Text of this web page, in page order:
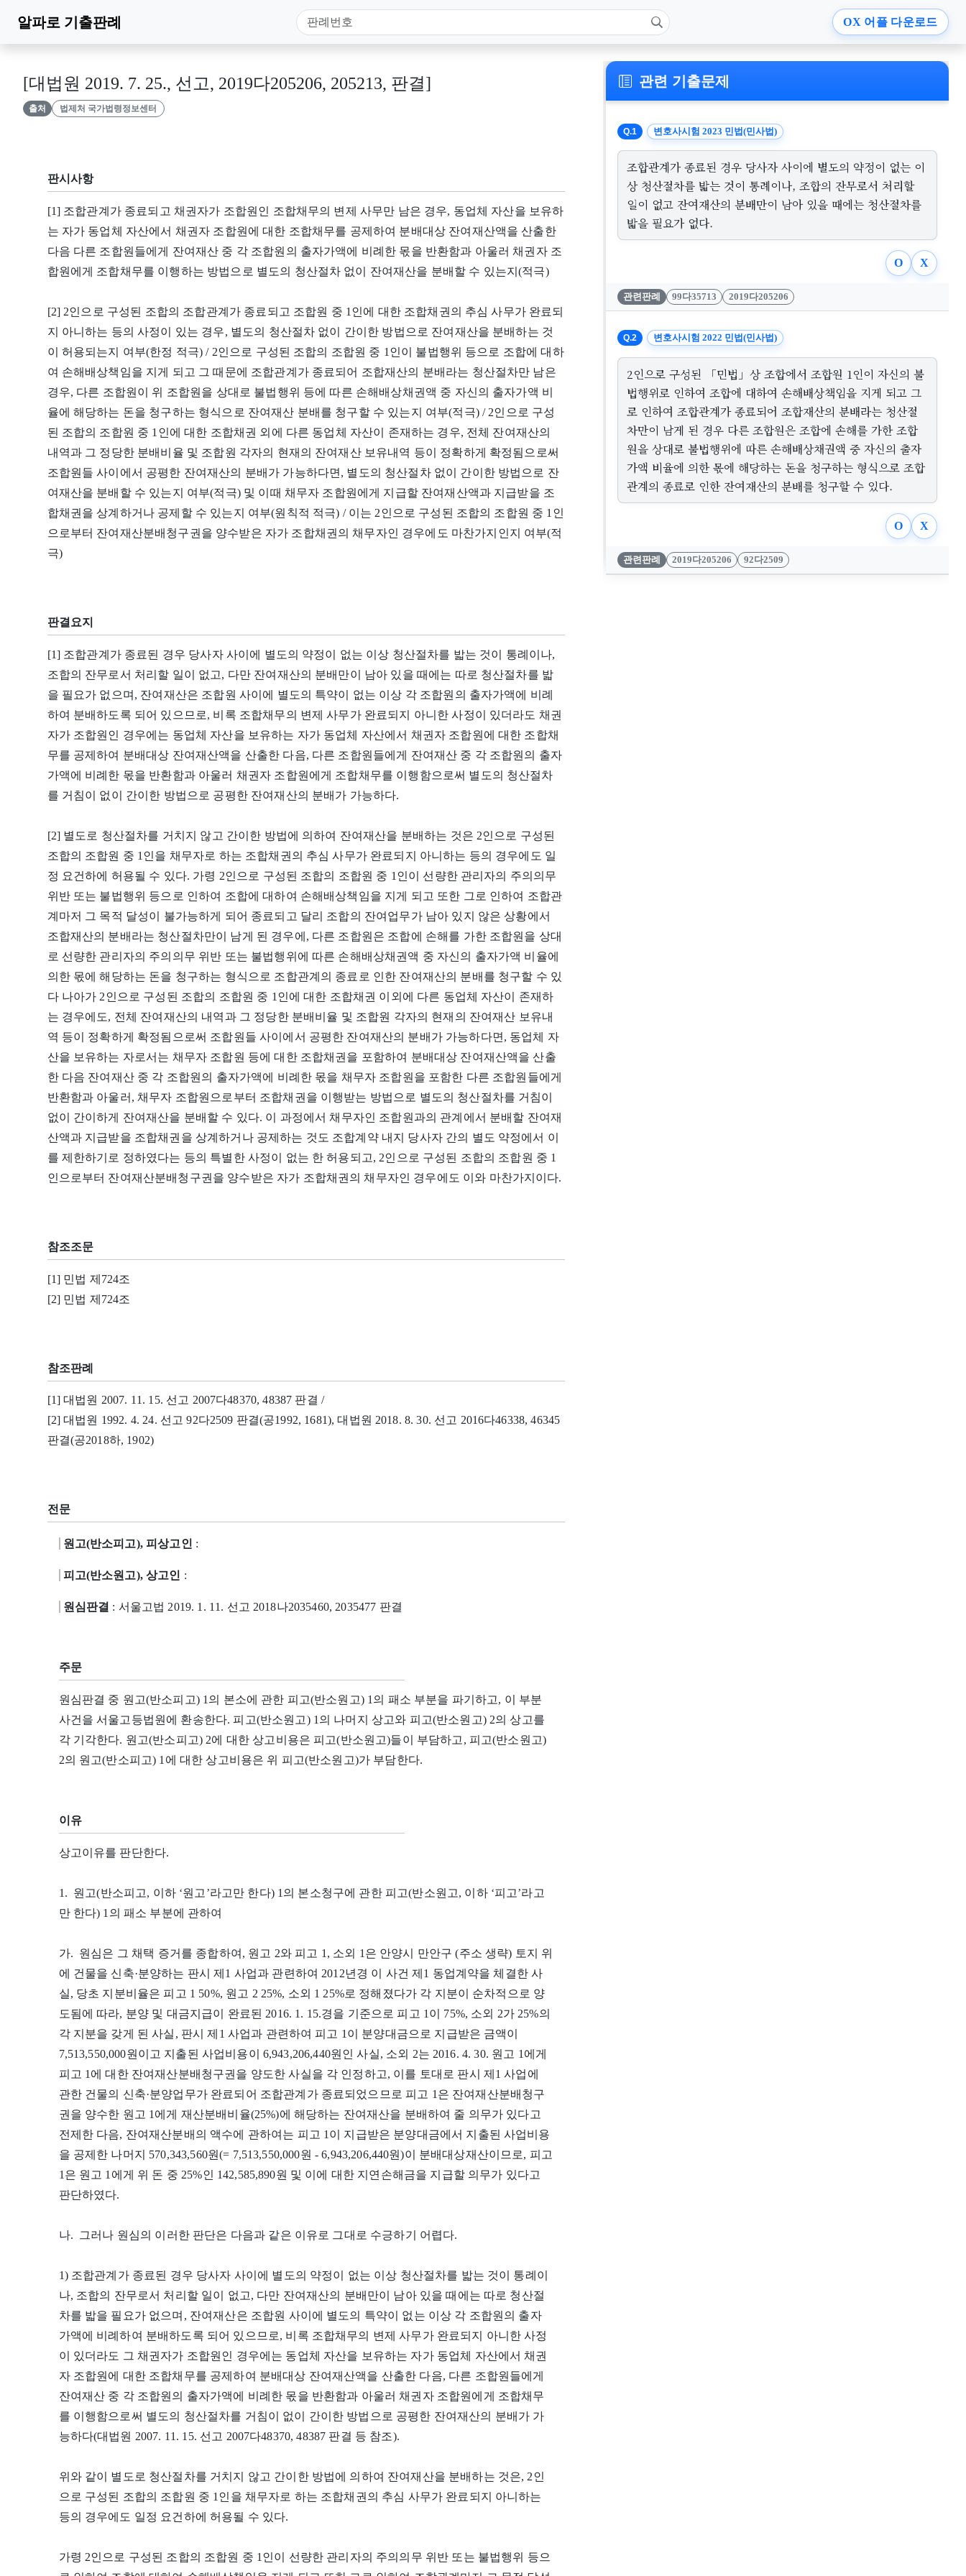
알파로 기출판례 OX 어플 다운로드
[대법원 2019. 7. 25., 선고, 2019다205206, 205213, 판결]
출처 법제처 국가법령정보센터
판시사항
[1] 조합관계가 종료되고 채권자가 조합원인 조합채무의 변제 사무만 남은 경우, 동업체 자산을 보유하
는 자가 동업체 자산에서 채권자 조합원에 대한 조합채무를 공제하여 분배대상 잔여재산액을 산출한
다음 다른 조합원들에게 잔여재산 중 각 조합원의 출자가액에 비례한 몫을 반환함과 아울러 채권자 조
합원에게 조합채무를 이행하는 방법으로 별도의 청산절차 없이 잔여재산을 분배할 수 있는지(적극)
[2] 2인으로 구성된 조합의 조합관계가 종료되고 조합원 중 1인에 대한 조합채권의 추심 사무가 완료되
지 아니하는 등의 사정이 있는 경우, 별도의 청산절차 없이 간이한 방법으로 잔여재산을 분배하는 것
이 허용되는지 여부(한정 적극) / 2인으로 구성된 조합의 조합원 중 1인이 불법행위 등으로 조합에 대하
여 손해배상책임을 지게 되고 그 때문에 조합관계가 종료되어 조합재산의 분배라는 청산절차만 남은
경우, 다른 조합원이 위 조합원을 상대로 불법행위 등에 따른 손해배상채권액 중 자신의 출자가액 비
율에 해당하는 돈을 청구하는 형식으로 잔여재산 분배를 청구할 수 있는지 여부(적극) / 2인으로 구성
된 조합의 조합원 중 1인에 대한 조합채권 외에 다른 동업체 자산이 존재하는 경우, 전체 잔여재산의
내역과 그 정당한 분배비율 및 조합원 각자의 현재의 잔여재산 보유내역 등이 정확하게 확정됨으로써
조합원들 사이에서 공평한 잔여재산의 분배가 가능하다면, 별도의 청산절차 없이 간이한 방법으로 잔
여재산을 분배할 수 있는지 여부(적극) 및 이때 채무자 조합원에게 지급할 잔여재산액과 지급받을 조
합채권을 상계하거나 공제할 수 있는지 여부(원칙적 적극) / 이는 2인으로 구성된 조합의 조합원 중 1인
으로부터 잔여재산분배청구권을 양수받은 자가 조합채권의 채무자인 경우에도 마찬가지인지 여부(적
극)
판결요지
[1] 조합관계가 종료된 경우 당사자 사이에 별도의 약정이 없는 이상 청산절차를 밟는 것이 통례이나,
조합의 잔무로서 처리할 일이 없고, 다만 잔여재산의 분배만이 남아 있을 때에는 따로 청산절차를 밟
을 필요가 없으며, 잔여재산은 조합원 사이에 별도의 특약이 없는 이상 각 조합원의 출자가액에 비례
하여 분배하도록 되어 있으므로, 비록 조합채무의 변제 사무가 완료되지 아니한 사정이 있더라도 채권
자가 조합원인 경우에는 동업체 자산을 보유하는 자가 동업체 자산에서 채권자 조합원에 대한 조합채
무를 공제하여 분배대상 잔여재산액을 산출한 다음, 다른 조합원들에게 잔여재산 중 각 조합원의 출자
가액에 비례한 몫을 반환함과 아울러 채권자 조합원에게 조합채무를 이행함으로써 별도의 청산절차
를 거침이 없이 간이한 방법으로 공평한 잔여재산의 분배가 가능하다.
[2] 별도로 청산절차를 거치지 않고 간이한 방법에 의하여 잔여재산을 분배하는 것은 2인으로 구성된
조합의 조합원 중 1인을 채무자로 하는 조합채권의 추심 사무가 완료되지 아니하는 등의 경우에도 일
정 요건하에 허용될 수 있다. 가령 2인으로 구성된 조합의 조합원 중 1인이 선량한 관리자의 주의의무
위반 또는 불법행위 등으로 인하여 조합에 대하여 손해배상책임을 지게 되고 또한 그로 인하여 조합관
계마저 그 목적 달성이 불가능하게 되어 종료되고 달리 조합의 잔여업무가 남아 있지 않은 상황에서
조합재산의 분배라는 청산절차만이 남게 된 경우에, 다른 조합원은 조합에 손해를 가한 조합원을 상대
로 선량한 관리자의 주의의무 위반 또는 불법행위에 따른 손해배상채권액 중 자신의 출자가액 비율에
의한 몫에 해당하는 돈을 청구하는 형식으로 조합관계의 종료로 인한 잔여재산의 분배를 청구할 수 있
다 나아가 2인으로 구성된 조합의 조합원 중 1인에 대한 조합채권 이외에 다른 동업체 자산이 존재하
는 경우에도, 전체 잔여재산의 내역과 그 정당한 분배비율 및 조합원 각자의 현재의 잔여재산 보유내
역 등이 정확하게 확정됨으로써 조합원들 사이에서 공평한 잔여재산의 분배가 가능하다면, 동업체 자
산을 보유하는 자로서는 채무자 조합원 등에 대한 조합채권을 포함하여 분배대상 잔여재산액을 산출
한 다음 잔여재산 중 각 조합원의 출자가액에 비례한 몫을 채무자 조합원을 포함한 다른 조합원들에게
반환함과 아울러, 채무자 조합원으로부터 조합채권을 이행받는 방법으로 별도의 청산절차를 거침이
없이 간이하게 잔여재산을 분배할 수 있다. 이 과정에서 채무자인 조합원과의 관계에서 분배할 잔여재
산액과 지급받을 조합채권을 상계하거나 공제하는 것도 조합계약 내지 당사자 간의 별도 약정에서 이
를 제한하기로 정하였다는 등의 특별한 사정이 없는 한 허용되고, 2인으로 구성된 조합의 조합원 중 1
인으로부터 잔여재산분배청구권을 양수받은 자가 조합채권의 채무자인 경우에도 이와 마찬가지이다.
참조조문
[1] 민법 제724조
[2] 민법 제724조
참조판례
[1] 대법원 2007. 11. 15. 선고 2007다48370, 48387 판결 /
[2] 대법원 1992. 4. 24. 선고 92다2509 판결(공1992, 1681), 대법원 2018. 8. 30. 선고 2016다46338, 46345
판결(공2018하, 1902)
전문
원고(반소피고), 피상고인 :
피고(반소원고), 상고인 :
원심판결 : 서울고법 2019. 1. 11. 선고 2018나2035460, 2035477 판결
주문
원심판결 중 원고(반소피고) 1의 본소에 관한 피고(반소원고) 1의 패소 부분을 파기하고, 이 부분
사건을 서울고등법원에 환송한다. 피고(반소원고) 1의 나머지 상고와 피고(반소원고) 2의 상고를
각 기각한다. 원고(반소피고) 2에 대한 상고비용은 피고(반소원고)들이 부담하고, 피고(반소원고)
2의 원고(반소피고) 1에 대한 상고비용은 위 피고(반소원고)가 부담한다.
이유
상고이유를 판단한다.
1. 원고(반소피고, 이하 ‘원고’라고만 한다) 1의 본소청구에 관한 피고(반소원고, 이하 ‘피고’라고
만 한다) 1의 패소 부분에 관하여
가. 원심은 그 채택 증거를 종합하여, 원고 2와 피고 1, 소외 1은 안양시 만안구 (주소 생략) 토지 위
에 건물을 신축·분양하는 판시 제1 사업과 관련하여 2012년경 이 사건 제1 동업계약을 체결한 사
실, 당초 지분비율은 피고 1 50%, 원고 2 25%, 소외 1 25%로 정해졌다가 각 지분이 순차적으로 양
도됨에 따라, 분양 및 대금지급이 완료된 2016. 1. 15.경을 기준으로 피고 1이 75%, 소외 2가 25%의
각 지분을 갖게 된 사실, 판시 제1 사업과 관련하여 피고 1이 분양대금으로 지급받은 금액이
7,513,550,000원이고 지출된 사업비용이 6,943,206,440원인 사실, 소외 2는 2016. 4. 30. 원고 1에게
피고 1에 대한 잔여재산분배청구권을 양도한 사실을 각 인정하고, 이를 토대로 판시 제1 사업에
관한 건물의 신축·분양업무가 완료되어 조합관계가 종료되었으므로 피고 1은 잔여재산분배청구
권을 양수한 원고 1에게 재산분배비율(25%)에 해당하는 잔여재산을 분배하여 줄 의무가 있다고
전제한 다음, 잔여재산분배의 액수에 관하여는 피고 1이 지급받은 분양대금에서 지출된 사업비용
을 공제한 나머지 570,343,560원(= 7,513,550,000원 - 6,943,206,440원)이 분배대상재산이므로, 피고
1은 원고 1에게 위 돈 중 25%인 142,585,890원 및 이에 대한 지연손해금을 지급할 의무가 있다고
판단하였다.
나. 그러나 원심의 이러한 판단은 다음과 같은 이유로 그대로 수긍하기 어렵다.
1) 조합관계가 종료된 경우 당사자 사이에 별도의 약정이 없는 이상 청산절차를 밟는 것이 통례이
나, 조합의 잔무로서 처리할 일이 없고, 다만 잔여재산의 분배만이 남아 있을 때에는 따로 청산절
차를 밟을 필요가 없으며, 잔여재산은 조합원 사이에 별도의 특약이 없는 이상 각 조합원의 출자
가액에 비례하여 분배하도록 되어 있으므로, 비록 조합채무의 변제 사무가 완료되지 아니한 사정
이 있더라도 그 채권자가 조합원인 경우에는 동업체 자산을 보유하는 자가 동업체 자산에서 채권
자 조합원에 대한 조합채무를 공제하여 분배대상 잔여재산액을 산출한 다음, 다른 조합원들에게
잔여재산 중 각 조합원의 출자가액에 비례한 몫을 반환함과 아울러 채권자 조합원에게 조합채무
를 이행함으로써 별도의 청산절차를 거침이 없이 간이한 방법으로 공평한 잔여재산의 분배가 가
능하다(대법원 2007. 11. 15. 선고 2007다48370, 48387 판결 등 참조).
위와 같이 별도로 청산절차를 거치지 않고 간이한 방법에 의하여 잔여재산을 분배하는 것은, 2인
으로 구성된 조합의 조합원 중 1인을 채무자로 하는 조합채권의 추심 사무가 완료되지 아니하는
등의 경우에도 일정 요건하에 허용될 수 있다.
가령 2인으로 구성된 조합의 조합원 중 1인이 선량한 관리자의 주의의무 위반 또는 불법행위 등으
관련 기출문제
Q.1 변호사시험 2023 민법(민사법)
조합관계가 종료된 경우 당사자 사이에 별도의 약정이 없는 이
상 청산절차를 밟는 것이 통례이나, 조합의 잔무로서 처리할
일이 없고 잔여재산의 분배만이 남아 있을 때에는 청산절차를
밟을 필요가 없다.
O X
관련판례 99다35713 2019다205206
Q.2 변호사시험 2022 민법(민사법)
2인으로 구성된 「민법」상 조합에서 조합원 1인이 자신의 불
법행위로 인하여 조합에 대하여 손해배상책임을 지게 되고 그
로 인하여 조합관계가 종료되어 조합재산의 분배라는 청산절
차만이 남게 된 경우 다른 조합원은 조합에 손해를 가한 조합
원을 상대로 불법행위에 따른 손해배상채권액 중 자신의 출자
가액 비율에 의한 몫에 해당하는 돈을 청구하는 형식으로 조합
관계의 종료로 인한 잔여재산의 분배를 청구할 수 있다.
O X
관련판례 2019다205206 92다2509